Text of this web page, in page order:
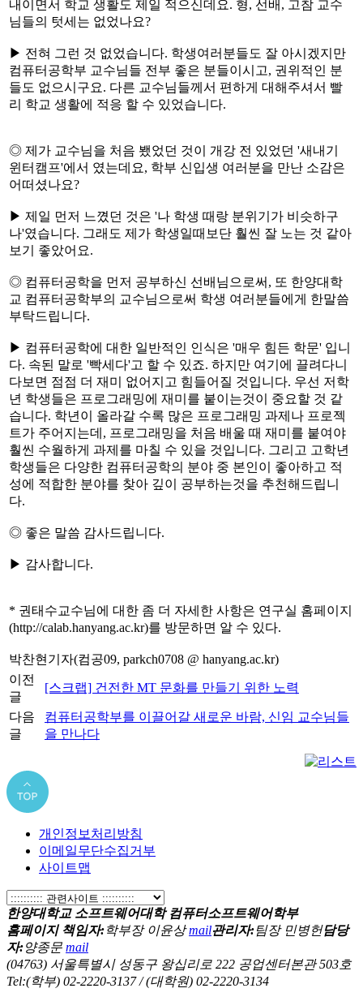
내이면서 학교 생활도 제일 적으신데요. 형, 선배, 고참 교수
님들의 텃세는 없었나요?
▶ 전혀 그런 것 없었습니다. 학생여러분들도 잘 아시겠지만
컴퓨터공학부 교수님들 전부 좋은 분들이시고, 권위적인 분
들도 없으시구요. 다른 교수님들께서 편하게 대해주셔서 빨
리 학교 생활에 적응 할 수 있었습니다.
◎ 제가 교수님을 처음 뵀었던 것이 개강 전 있었던 '새내기
윈터캠프'에서 였는데요, 학부 신입생 여러분을 만난 소감은
어떠셨나요?
▶ 제일 먼저 느꼈던 것은 '나 학생 때랑 분위기가 비슷하구
나'였습니다. 그래도 제가 학생일때보단 훨씬 잘 노는 것 같아
보기 좋았어요.
◎ 컴퓨터공학을 먼저 공부하신 선배님으로써, 또 한양대학
교 컴퓨터공학부의 교수님으로써 학생 여러분들에게 한말씀
부탁드립니다.
▶ 컴퓨터공학에 대한 일반적인 인식은 '매우 힘든 학문' 입니
다. 속된 말로 '빡세다'고 할 수 있죠. 하지만 여기에 끌려다니
다보면 점점 더 재미 없어지고 힘들어질 것입니다. 우선 저학
년 학생들은 프로그래밍에 재미를 붙이는것이 중요할 것 같
습니다. 학년이 올라갈 수록 많은 프로그래밍 과제나 프로젝
트가 주어지는데, 프로그래밍을 처음 배울 때 재미를 붙여야
훨씬 수월하게 과제를 마칠 수 있을 것입니다. 그리고 고학년
학생들은 다양한 컴퓨터공학의 분야 중 본인이 좋아하고 적
성에 적합한 분야를 찾아 깊이 공부하는것을 추천해드립니
다.
◎ 좋은 말씀 감사드립니다.
▶ 감사합니다.
* 권태수교수님에 대한 좀 더 자세한 사항은 연구실 홈페이지
(http://calab.hanyang.ac.kr)를 방문하면 알 수 있다.
박찬현기자(컴공09, parkch0708 @ hanyang.ac.kr)
이전
글
[스크랩] 건전한 MT 문화를 만들기 위한 노력
다음
글
컴퓨터공학부를 이끌어갈 새로운 바람, 신임 교수님들
을 만나다
개인정보처리방침
이메일무단수집거부
사이트맵
한양대학교 소프트웨어대학 컴퓨터소프트웨어학부
홈페이지 책임자:학부장 이윤상mail관리자:팀장 민병헌담당
자:양종문 mail
(04763) 서울특별시 성동구 왕십리로 222 공업센터본관 503호
Tel:(학부) 02-2220-3137 / (대학원) 02-2220-3134